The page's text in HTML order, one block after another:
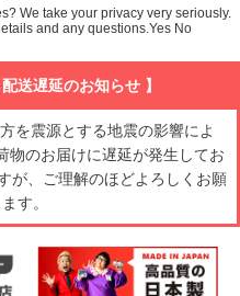
送遅延のお知らせ 】
を震源とする地震の影響によ
物のお届けに遅延が発生してお
が、ご理解のほどよろしくお願
す。
We take your privacy very seriously.
and any questions.Yes No